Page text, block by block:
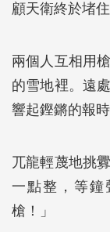
顧天衛終於堵
兩個人互相用
的雪地裡。遠
響起鏗鏘的報
兀龍輕蔑地挑
一點整，等鐘
槍！」